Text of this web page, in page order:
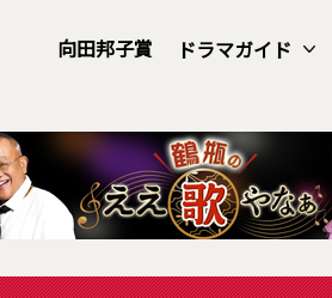
向田邦子賞 ドラマガイド